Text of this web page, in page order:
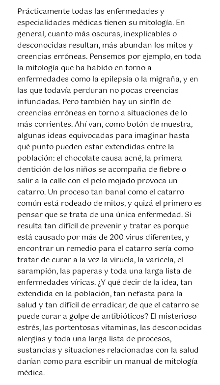
Prácticamente todas las enfermedades y
especialidades médicas tienen su mitología. En
general, cuanto más oscuras, inexplicables o
desconocidas resultan, más abundan los mitos y
creencias erróneas. Pensemos por ejemplo, en toda
la mitología que ha habido en torno a
enfermedades como la epilepsia o la migraña, y en
las que todavía perduran no pocas creencias
infundadas. Pero también hay un sinfín de
creencias erróneas en torno a situaciones de lo
más corrientes. Ahí van, como botón de muestra,
algunas ideas equivocadas para imaginar hasta
qué punto pueden estar extendidas entre la
población: el chocolate causa acné, la primera
dentición de los niños se acompaña de fiebre o
salir a la calle con el pelo mojado provoca un
catarro. Un proceso tan banal como el catarro
común está rodeado de mitos, y quizá el primero es
pensar que se trata de una única enfermedad. Si
resulta tan difícil de prevenir y tratar es porque
está causado por más de 200 virus diferentes, y
encontrar un remedio para el catarro sería como
tratar de curar a la vez la viruela, la varicela, el
sarampión, las paperas y toda una larga lista de
enfermedades víricas. ¿Y qué decir de la idea, tan
extendida en la población, tan nefasta para la
salud y tan difícil de erradicar, de que el catarro se
puede curar a golpe de antibióticos? El misterioso
estrés, las portentosas vitaminas, las desconocidas
alergias y toda una larga lista de procesos,
sustancias y situaciones relacionadas con la salud
darían como para escribir un manual de mitología
médica.